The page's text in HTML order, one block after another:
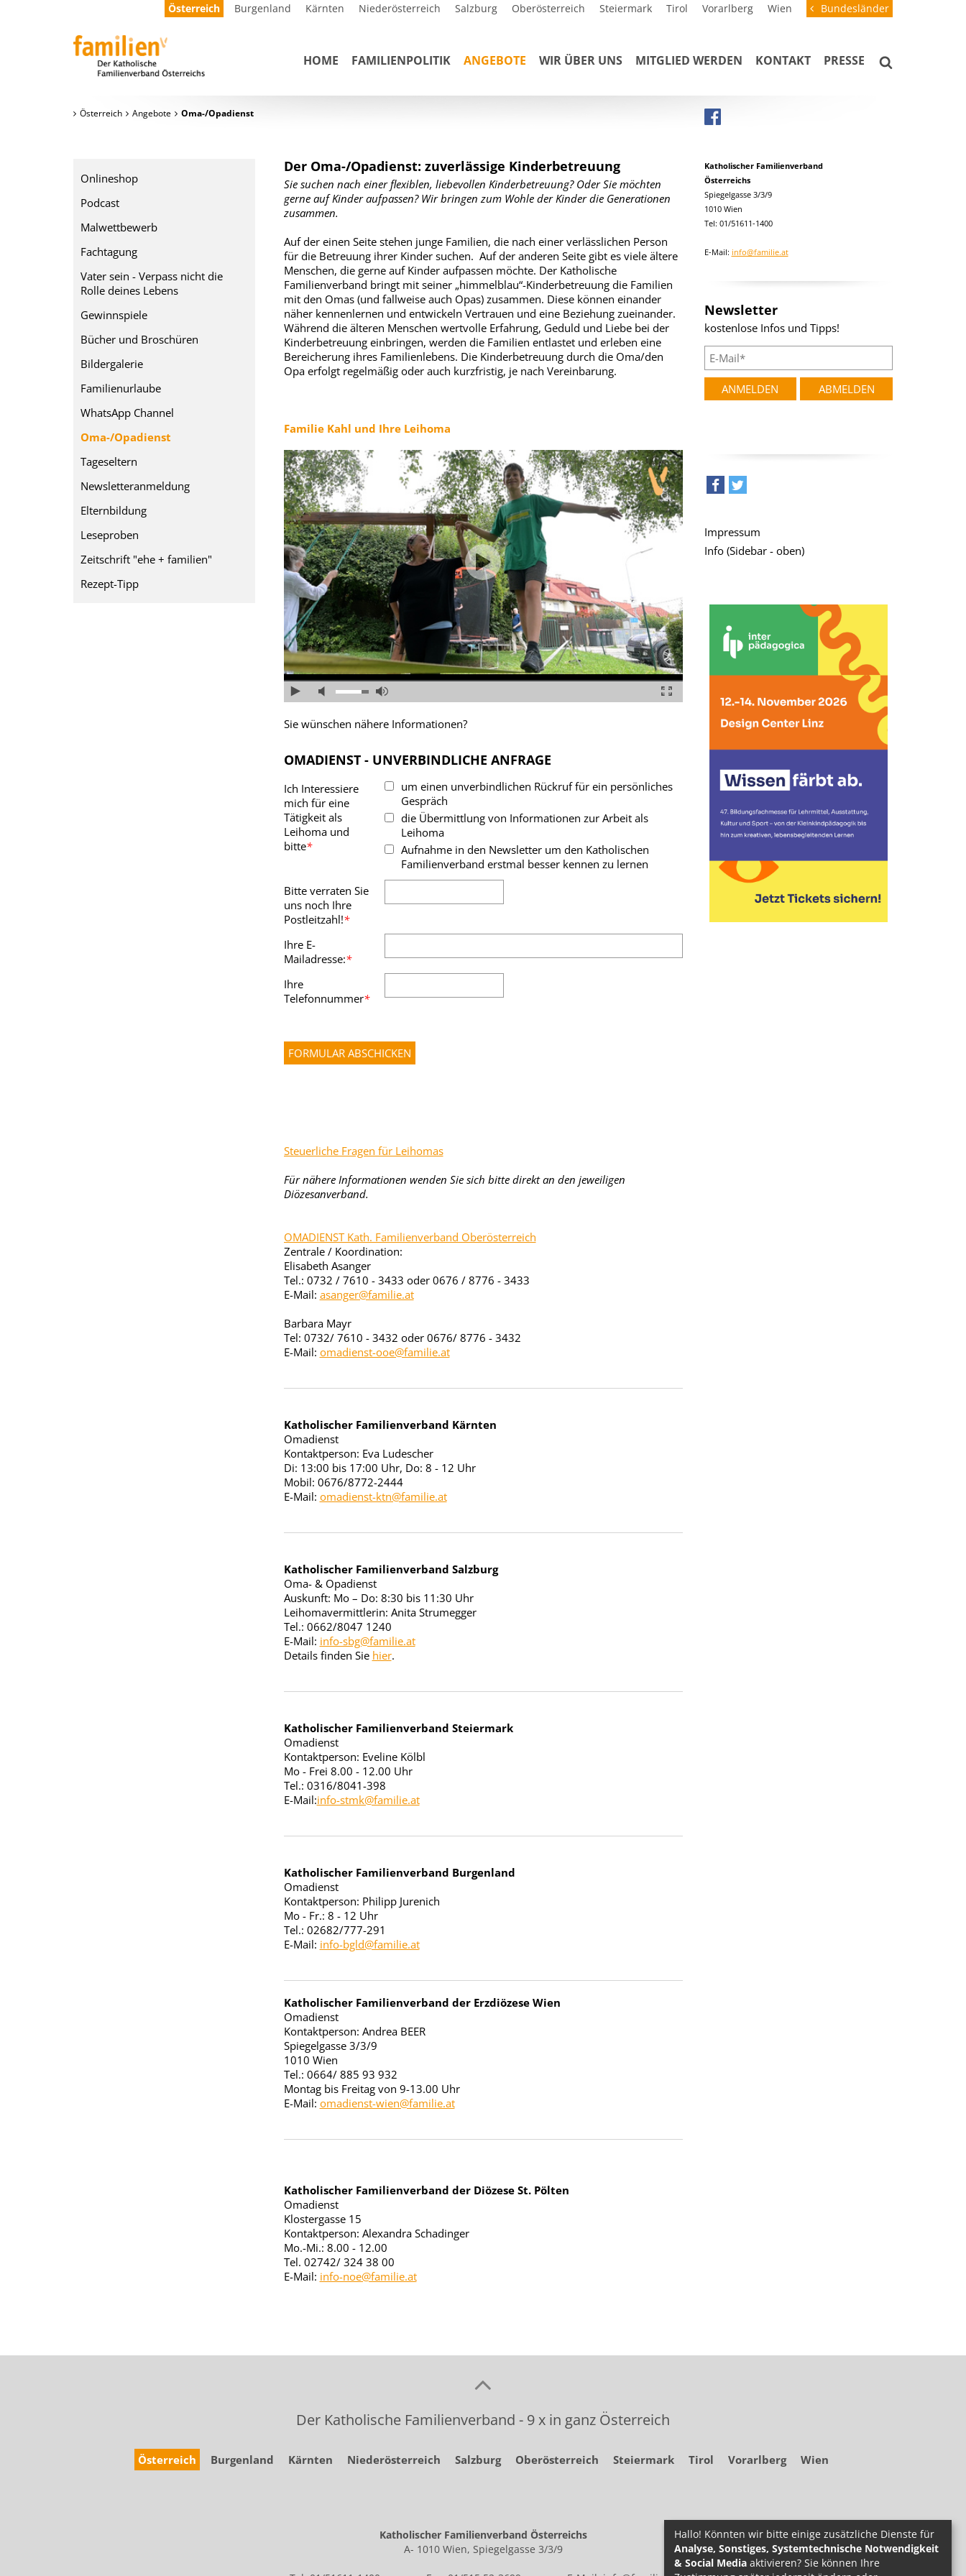
Österreich Burgenland Kärnten Niederösterreich Salzburg Oberösterreich Steiermark Tirol Vorarlberg Wien Bundesländer
HOME FAMILIENPOLITIK ANGEBOTE WIR ÜBER UNS MITGLIED WERDEN KONTAKT PRESSE
Österreich Angebote Oma-/Opadienst
Der Oma-/Opadienst: zuverlässige Kinderbetreuung
Sie suchen nach einer flexiblen, liebevollen Kinderbetreuung? Oder Sie möchten
gerne auf Kinder aufpassen? Wir bringen zum Wohle der Kinder die Generationen
zusammen.
Auf der einen Seite stehen junge Familien, die nach einer verlässlichen Person
für die Betreuung ihrer Kinder suchen. Auf der anderen Seite gibt es viele ältere
Menschen, die gerne auf Kinder aufpassen möchte. Der Katholische
Familienverband bringt mit seiner „himmelblau“-Kinderbetreuung die Familien
mit den Omas (und fallweise auch Opas) zusammen. Diese können einander
näher kennenlernen und entwickeln Vertrauen und eine Beziehung zueinander.
Während die älteren Menschen wertvolle Erfahrung, Geduld und Liebe bei der
Kinderbetreuung einbringen, werden die Familien entlastet und erleben eine
Bereicherung ihres Familienlebens. Die Kinderbetreuung durch die Oma/den
Opa erfolgt regelmäßig oder auch kurzfristig, je nach Vereinbarung.
Familie Kahl und Ihre Leihoma
Sie wünschen nähere Informationen?
OMADIENST - UNVERBINDLICHE ANFRAGE
Ich Interessiere
mich für eine
Tätigkeit als
Leihoma und
bitte*
um einen unverbindlichen Rückruf für ein persönliches
Gespräch
die Übermittlung von Informationen zur Arbeit als
Leihoma
Aufnahme in den Newsletter um den Katholischen
Familienverband erstmal besser kennen zu lernen
Bitte verraten Sie
uns noch Ihre
Postleitzahl!*
Ihre E-
Mailadresse:*
Ihre
Telefonnummer*
Steuerliche Fragen für Leihomas
Für nähere Informationen wenden Sie sich bitte direkt an den jeweiligen
Diözesanverband.
OMADIENST Kath. Familienverband Oberösterreich
Zentrale / Koordination:
Elisabeth Asanger
Tel.: 0732 / 7610 - 3433 oder 0676 / 8776 - 3433
E-Mail: asanger@familie.at
Barbara Mayr
Tel: 0732/ 7610 - 3432 oder 0676/ 8776 - 3432
E-Mail: omadienst-ooe@familie.at
Katholischer Familienverband Kärnten
Omadienst
Kontaktperson: Eva Ludescher
Di: 13:00 bis 17:00 Uhr, Do: 8 - 12 Uhr
Mobil: 0676/8772-2444
E-Mail: omadienst-ktn@familie.at
Katholischer Familienverband Salzburg
Oma- & Opadienst
Auskunft: Mo – Do: 8:30 bis 11:30 Uhr
Leihomavermittlerin: Anita Strumegger
Tel.: 0662/8047 1240
E-Mail: info-sbg@familie.at
Details finden Sie hier.
Katholischer Familienverband Steiermark
Omadienst
Kontaktperson: Eveline Kölbl
Mo - Frei 8.00 - 12.00 Uhr
Tel.: 0316/8041-398
E-Mail:info-stmk@familie.at
Katholischer Familienverband Burgenland
Omadienst
Kontaktperson: Philipp Jurenich
Mo - Fr.: 8 - 12 Uhr
Tel.: 02682/777-291
E-Mail: info-bgld@familie.at
Katholischer Familienverband der Erzdiözese Wien
Omadienst
Kontaktperson: Andrea BEER
Spiegelgasse 3/3/9
1010 Wien
Tel.: 0664/ 885 93 932
Montag bis Freitag von 9-13.00 Uhr
E-Mail: omadienst-wien@familie.at
Katholischer Familienverband der Diözese St. Pölten
Omadienst
Klostergasse 15
Kontaktperson: Alexandra Schadinger
Mo.-Mi.: 8.00 - 12.00
Tel. 02742/ 324 38 00
E-Mail: info-noe@familie.at
Onlineshop
Podcast
Malwettbewerb
Fachtagung
Vater sein - Verpass nicht die
Rolle deines Lebens
Gewinnspiele
Bücher und Broschüren
Bildergalerie
Familienurlaube
WhatsApp Channel
Oma-/Opadienst
Tageseltern
Newsletteranmeldung
Elternbildung
Leseproben
Zeitschrift "ehe + familien"
Rezept-Tipp
Katholischer Familienverband
Österreichs
Spiegelgasse 3/3/9
1010 Wien
Tel: 01/51611-1400
E-Mail: info@familie.at
Newsletter
kostenlose Infos und Tipps!
Impressum
Info (Sidebar - oben)
Der Katholische Familienverband - 9 x in ganz Österreich
Österreich Burgenland Kärnten Niederösterreich Salzburg Oberösterreich Steiermark Tirol Vorarlberg Wien
Katholischer Familienverband Österreichs
A- 1010 Wien, Spiegelgasse 3/3/9
Hallo! Könnten wir bitte einige zusätzliche Dienste für
Analyse, Sonstiges, Systemtechnische Notwendigkeit
& Social Media aktivieren? Sie können Ihre